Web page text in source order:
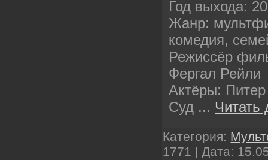
Год выхода:
Жанр:
комедия,
Режиссёр
Фергал Рейли
Актёры:
Суд ... Читать
Категория:
1771 | Дата: